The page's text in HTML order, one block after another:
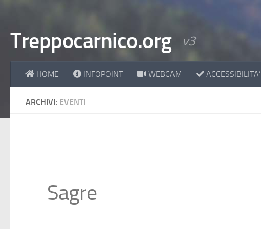
Treppocarnico.org v3
HOME INFOPOINT WEBCAM ACCESSIBILITA’
ARCHIVI: EVENTI
Sagre